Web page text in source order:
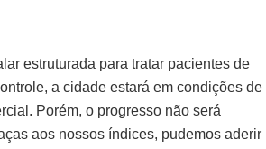
estruturada para tratar pacientes de
a cidade estará em condições de
Porém, o progresso não será
aos nossos índices, pudemos aderir